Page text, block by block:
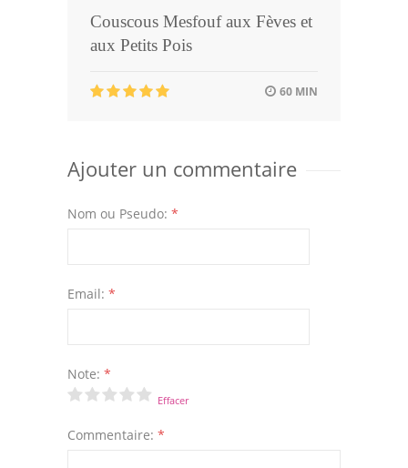
Couscous Mesfouf aux Fèves et
aux Petits Pois
60 MIN
Ajouter un commentaire
Nom ou Pseudo: *
Email: *
Note: *
Effacer
Commentaire: *